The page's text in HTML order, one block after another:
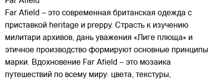
Far Afield – это современная британская одежда с
приставкой heritage и preppy. Страсть к изучению
милитари архивов, дань уважения «Лиге плюща» и
этичное производство формируют основные принципы
марки. Вдохновение Far Afield – это мозаика
путешествий по всему миру: цвета, текстуры,